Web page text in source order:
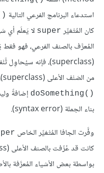
استدعاء البرنامج الفرعي التالية
كان المُتْغيِّر super لا يَعلَم أي
المُعرَّف بالصنف الفرعي، فهو فقط
(superclass)، فإنه سيُحاوِل تَّنْفيذ تابع اسمه
من الصَنْف الأعلى (superclass)، فإذا لم يَجِدْه، أيّ في حالة كان التابع
doSomething()‎ إضافةً
بناء الجملة (syntax error).
وفَّرت الجافا المُتْغيِّر الخاص